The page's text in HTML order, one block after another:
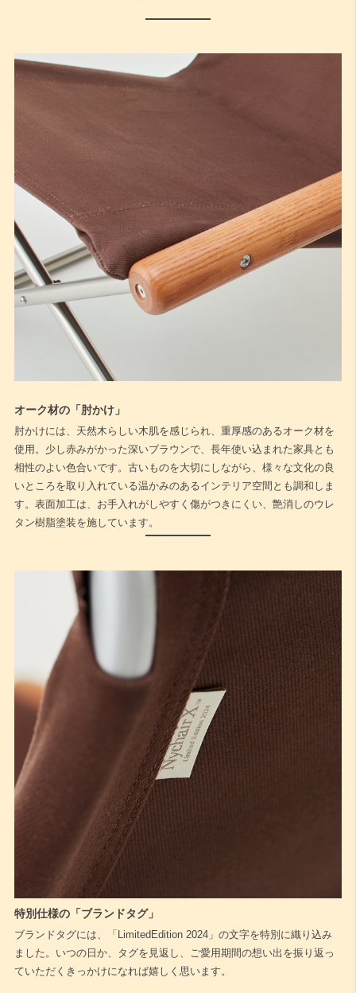
オーク材の「肘かけ」
肘かけには、天然木らしい木肌を感じられ、重厚感のあるオーク材を
使用。少し赤みがかった深いブラウンで、長年使い込まれた家具とも
相性のよい色合いです。古いものを大切にしながら、様々な文化の良
いところを取り入れている温かみのあるインテリア空間とも調和しま
す。表面加工は、お手入れがしやすく傷がつきにくい、艶消しのウレ
タン樹脂塗装を施しています。
特別仕様の「ブランドタグ」
ブランドタグには、「LimitedEdition 2024」の文字を特別に織り込み
ました。いつの日か、タグを見返し、ご愛用期間の想い出を振り返っ
ていただくきっかけになれば嬉しく思います。